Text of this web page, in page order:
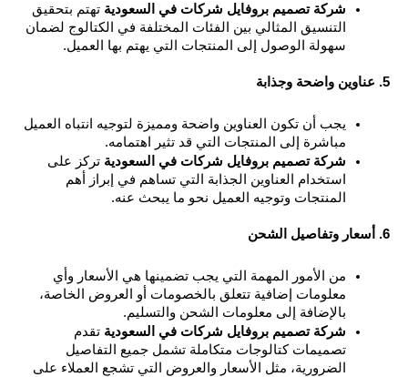
شركة تصميم بروفايل شركات في السعودية
تهتم بتحقيق
التنسيق المثالي بين الفئات المختلفة في الكتالوج لضمان
سهولة الوصول إلى المنتجات التي يهتم بها العميل.
يجب أن تكون العناوين واضحة ومميزة لتوجيه انتباه العميل
مباشرة إلى المنتجات التي قد تثير اهتمامه.
شركة تصميم بروفايل شركات في السعودية
تركز على
المنتجات وتوجيه العميل نحو ما يبحث عنه.
من الأمور المهمة التي يجب تضمينها هي الأسعار وأي
معلومات إضافية تتعلق بالخصومات أو العروض الخاصة،
بالإضافة إلى معلومات الشحن والتسليم.
شركة تصميم بروفايل شركات في السعودية
تقدم
تصميمات كتالوجات متكاملة تشمل جميع التفاصيل
الضرورية، مثل الأسعار والعروض التي تشجع العملاء على